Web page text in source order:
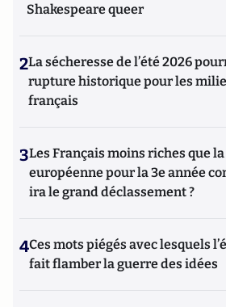
Shakespeare queer
2La sécheresse de l’été 2026
rupture historique pour les
français
3Les Français moins riches que
européenne pour la 3e année
ira le grand déclassement ?
4Ces mots piégés avec lesquels
fait flamber la guerre des idées